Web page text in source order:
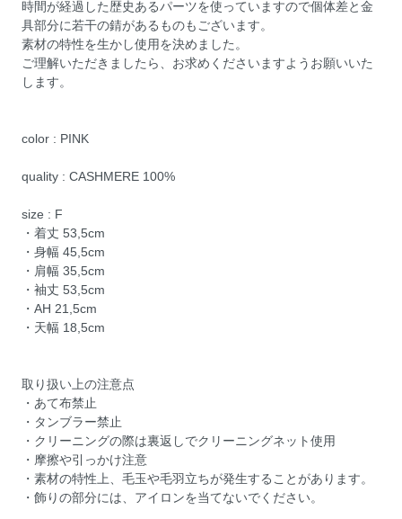
時間が経過した歴史あるパーツを使っていますので個体差と金
具部分に若干の錆があるものもございます。
素材の特性を生かし使用を決めました。
ご理解いただきましたら、お求めくださいますようお願いいた
します。
color : PINK
quality : CASHMERE 100%
size : F
・着丈 53,5cm
・身幅 45,5cm
・肩幅 35,5cm
・袖丈 53,5cm
・AH 21,5cm
・天幅 18,5cm
取り扱い上の注意点
・あて布禁止
・タンブラー禁止
・クリーニングの際は裏返しでクリーニングネット使用
・摩擦や引っかけ注意
・素材の特性上、毛玉や毛羽立ちが発生することがあります。
・飾りの部分には、アイロンを当てないでください。